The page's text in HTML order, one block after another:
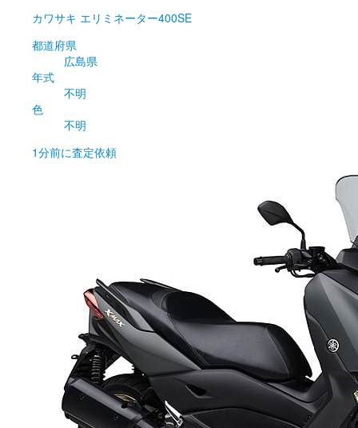
カワサキ エリミネーター400SE
都道府県
広島県
年式
不明
色
不明
1分前に査定依頼